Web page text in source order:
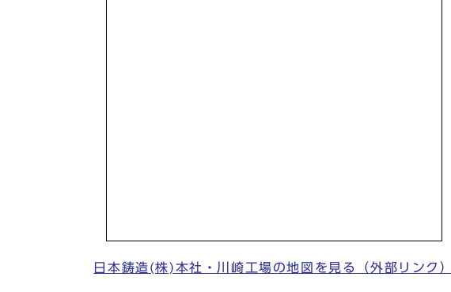
日本鋳造(株)本社・川崎工場の地図を見る（外部リンク